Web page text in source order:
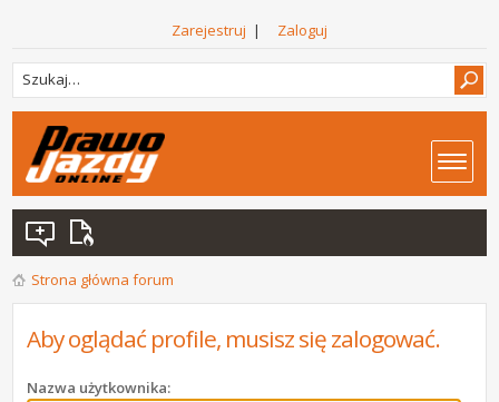
Zarejestruj | Zaloguj
Strona główna forum
Aby oglądać profile, musisz się zalogować.
Nazwa użytkownika: